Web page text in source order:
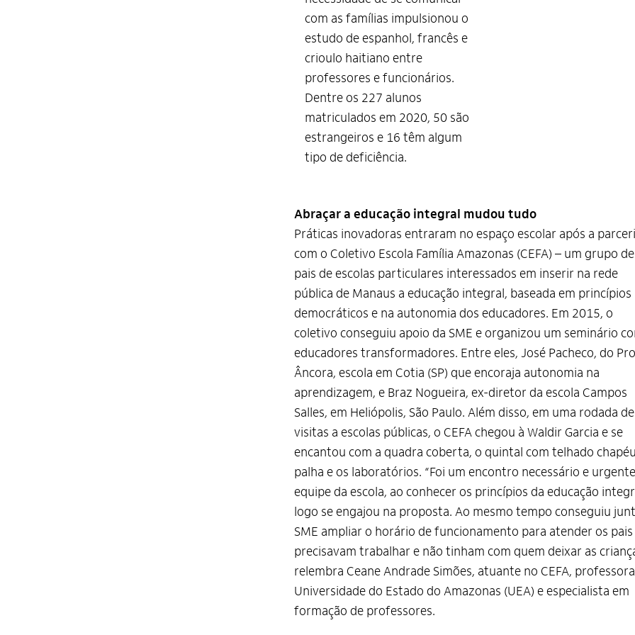
com as famílias impulsionou o
estudo de espanhol, francês e
crioulo haitiano entre
professores e funcionários.
Dentre os 227 alunos
matriculados em 2020, 50 são
estrangeiros e 16 têm algum
tipo de deficiência.
Abraçar a educação integral mudou tudo
Práticas inovadoras entraram no espaço escolar após a
com o Coletivo Escola Família Amazonas (CEFA) – um grupo de
pais de escolas particulares interessados em inserir na rede
pública de Manaus a educação integral, baseada em princípios
democráticos e na autonomia dos educadores. Em 2015, o
coletivo conseguiu apoio da SME e organizou um seminário
educadores transformadores. Entre eles, José Pacheco, do
Âncora, escola em Cotia (SP) que encoraja autonomia na
aprendizagem, e Braz Nogueira, ex-diretor da escola Campos
Salles, em Heliópolis, São Paulo. Além disso, em uma rodada de
visitas a escolas públicas, o CEFA chegou à Waldir Garcia e se
encantou com a quadra coberta, o quintal com telhado
palha e os laboratórios. “Foi um encontro necessário e
equipe da escola, ao conhecer os princípios da educação
logo se engajou na proposta. Ao mesmo tempo conseguiu
SME ampliar o horário de funcionamento para atender os
precisavam trabalhar e não tinham com quem deixar as
relembra Ceane Andrade Simões, atuante no CEFA,
Universidade do Estado do Amazonas (UEA) e especialista em
formação de professores.